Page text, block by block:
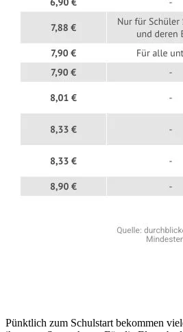
Pünktlich zum Schulstart bekommen